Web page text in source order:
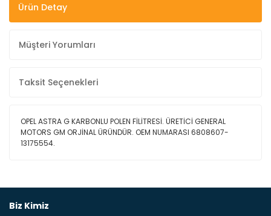
Ürün Detay
Müşteri Yorumları
Taksit Seçenekleri
OPEL ASTRA G KARBONLU POLEN FİLİTRESİ. ÜRETİCİ GENERAL
MOTORS GM ORJİNAL ÜRÜNDÜR. OEM NUMARASI 6808607-
13175554.
Biz Kimiz